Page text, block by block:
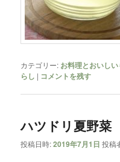
カテゴリー: お料理とおいし
らし | コメントを残す
ハツドリ夏野菜
投稿日時:2019年7月1日 投稿